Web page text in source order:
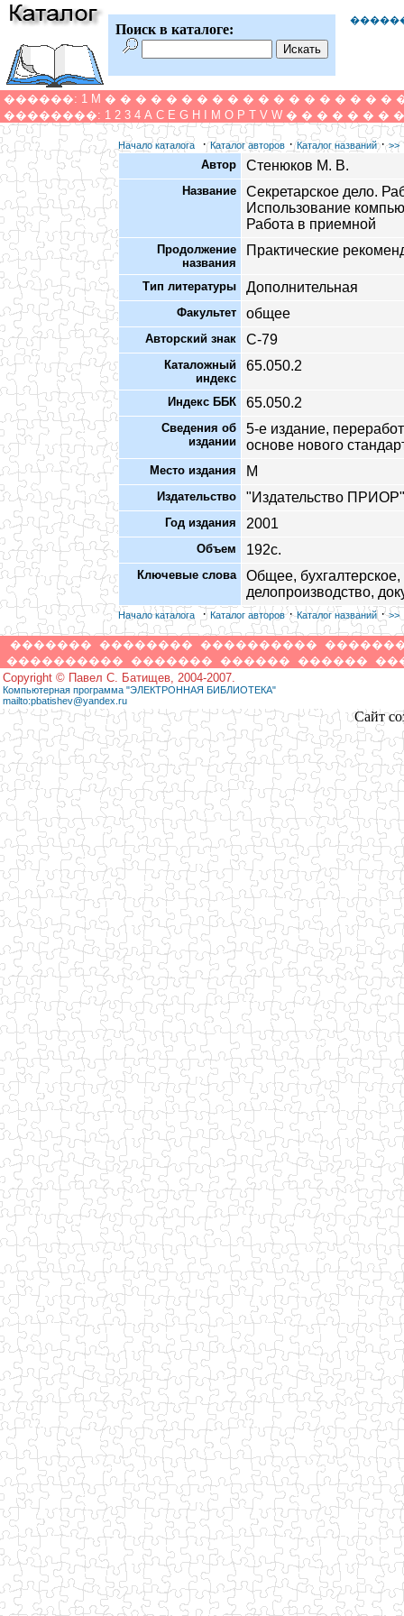
Поиск в каталоге:
������: 1 M � � � � � � � � � � � � � � � � � � �
��������: 1 2 3 4 A C E G H M O P T V W � � � � � � � �
Начало каталога ·Каталог авторов ·Каталог названий·>>
Автор Стенюков М. В.
Название
Секретарское дело.
Использование
Работа в приемной
Продолжение
названия
Практические
Тип литературы Дополнительная
Факультет общее
Авторский знак С-79
Каталожный
индекс
65.050.2
Индекс ББК 65.050.2
Сведения об
издании
5-е издание,
основе нового
Место издания М
Издательство "Издательство ПРИОР"
Год издания 2001
Объем 192с.
Ключевые слова
Общее,
делопроизводство,
Начало каталога ·Каталог авторов·Каталог названий·>>
������� �������� ����������
���������� ������� ������ ������
Copyright © Павел С. Батищев, 2004-2007.
Компьютерная программа "ЭЛЕКТРОННАЯ БИБЛИОТЕКА"
mailto:pbatishev@yandex.ru
Сайт